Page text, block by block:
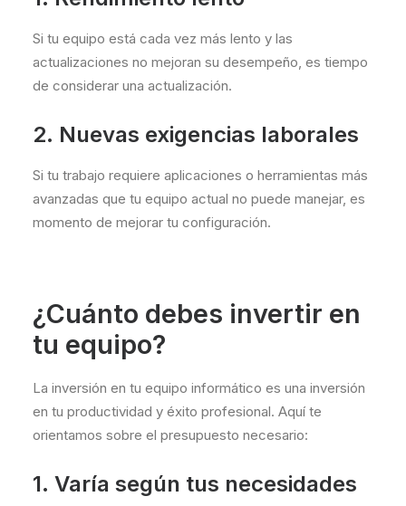
Si tu equipo está cada vez más lento y las
actualizaciones no mejoran su desempeño, es tiempo
de considerar una actualización.
2. Nuevas exigencias laborales
Si tu trabajo requiere aplicaciones o herramientas más
avanzadas que tu equipo actual no puede manejar, es
momento de mejorar tu configuración.
¿Cuánto debes invertir en
tu equipo?
La inversión en tu equipo informático es una inversión
en tu productividad y éxito profesional. Aquí te
orientamos sobre el presupuesto necesario:
1. Varía según tus necesidades